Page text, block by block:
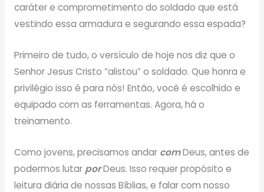
caráter e comprometimento do soldado que está
vestindo essa armadura e segurando essa espada?
Primeiro de tudo, o versículo de hoje nos diz que o
Senhor Jesus Cristo “alistou” o soldado. Que honra e
privilégio isso é para nós! Então, você é escolhido e
equipado com as ferramentas. Agora, há o
treinamento.
Como jovens, precisamos andar comDeus, antes de
podermos lutar porDeus. Isso requer propósito e
leitura diária de nossas Bíblias, e falar com nosso